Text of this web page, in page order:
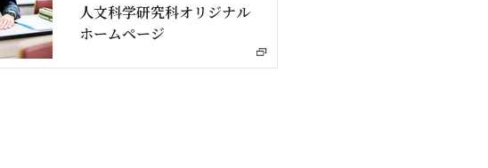
人文科学研究科オリジナル
ホームページ